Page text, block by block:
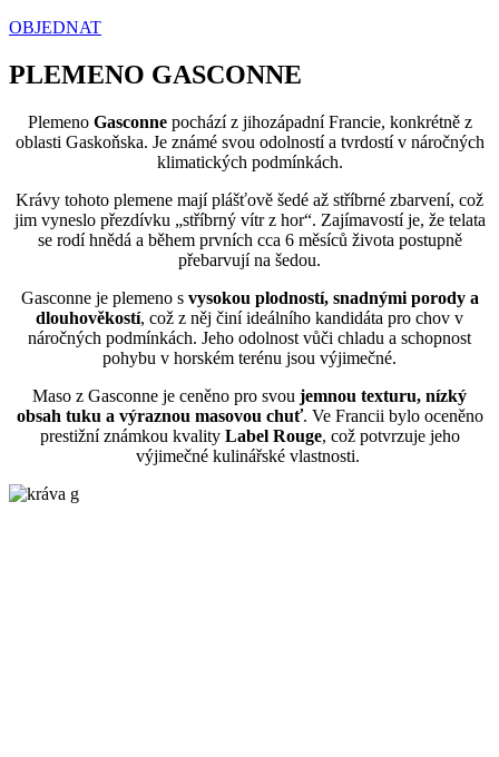
OBJEDNAT
PLEMENO GASCONNE
Plemeno Gasconnepochází z jihozápadní Francie, konkrétně z
oblasti Gaskoňska. Je známé svou odolností a tvrdostí v náročných
klimatických podmínkách.
Krávy tohoto plemene mají plášťově šedé až stříbrné zbarvení, což
jim vyneslo přezdívku „stříbrný vítr z hor“. Zajímavostí je, že telata
se rodí hnědá a během prvních cca 6 měsíců života postupně
přebarvují na šedou.
Gasconne je plemeno s vysokou plodností, snadnými porody a
dlouhověkostí, což z něj činí ideálního kandidáta pro chov v
náročných podmínkách. Jeho odolnost vůči chladu a schopnost
pohybu v horském terénu jsou výjimečné.
Maso z Gasconne je ceněno pro svou jemnou texturu, nízký
obsah tuku a výraznou masovou chuť. Ve Francii bylo oceněno
prestižní známkou kvality Label Rouge, což potvrzuje jeho
výjimečné kulinářské vlastnosti.